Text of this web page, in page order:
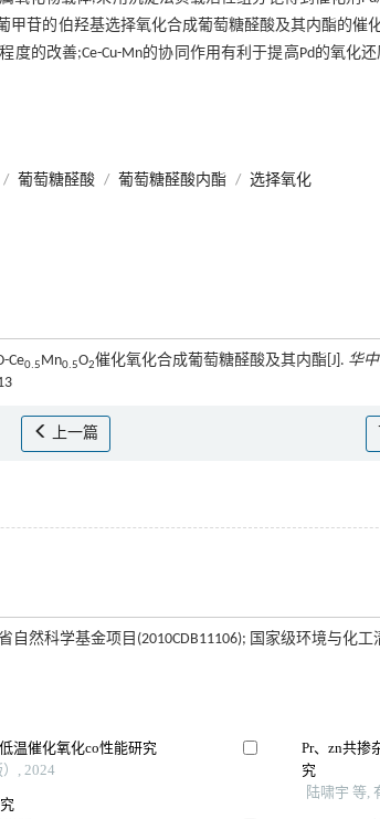
甲苷的伯羟基选择氧化合成葡萄糖醛酸及其内酯的催
的改善;Ce-Cu-Mn的协同作用有利于提高Pd的氧化
/ 葡萄糖醛酸 / 葡萄糖醛酸内酯 / 选择氧化
Ce0.5Mn0.5O2催化氧化合成葡萄糖醛酸及其内酯[J]. 华
上一篇
自然科学基金项目(2010CDB11106); 国家级环境与化